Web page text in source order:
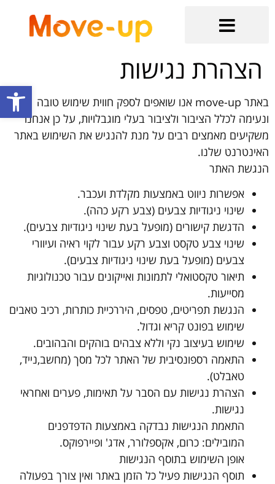
הצהרת נגישות
באתר move-up אנו שואפים לספק חווית שימוש טובה
ונעימה לכלל הציבור ולציבור בעלי מוגבלויות, על כן אנחנו
משקיעים מאמצים רבים על מנת להנגיש את השימוש באתר
האינטרנט שלנו.
הנגשת האתר
אפשרות ניווט באמצעות מקלדת ועכבר.
שינוי ניגודיות צבעים (צבע רקע כהה).
הדגשת קישורים (מופעל בעת שינוי ניגודיות צבעים).
שינוי צבע טקסט וצבע רקע עבור לקוי ראיה ועיוורי
צבעים (מופעל בעת שינוי ניגודיות צבעים).
תיאור טקסטואלי לתמונות ואייקונים עבור טכנולוגיות
מסייעות.
הנגשת תפריטים, טפסים, היררכיית כותרות, רכיב טאבים
שימוש בפונט קריא וגדול.
שימוש בעיצוב נקי וללא צבהים בוהקים והבהובים.
התאמה רספונסיבית של האתר לכל מסך (מחשב,נייד,
טאבלט).
הצהרת נגישות עם הסבר על תאימות, פערים ואחראי
נגישות.
התאמת הנגישות נבדקה באמצעות הדפדפנים
המובילים: כרום, אקספלורר, אדג' ופיירפוקס.
אופן השימוש בתוסף הנגישות
תוסף הנגישות פעיל כל הזמן באתר ואין צורך בפעולה
פתח